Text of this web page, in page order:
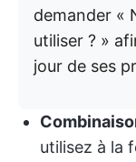
demander «
utiliser ? »
jour de ses
utilisez à la